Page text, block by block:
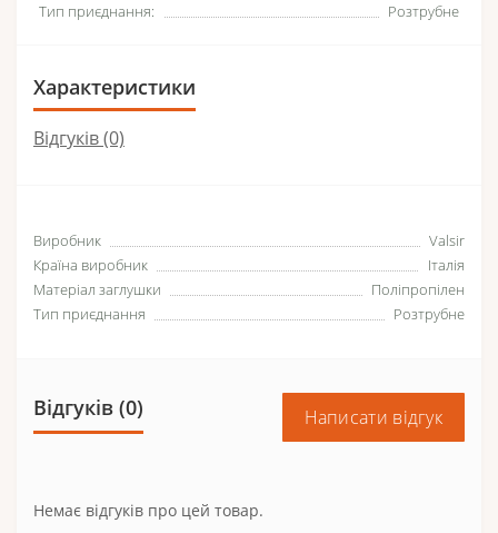
Тип приєднання:
Розтрубне
Характеристики
Відгуків (0)
Виробник
Valsir
Країна виробник
Італія
Матеріал заглушки
Поліпропілен
Тип приєднання
Розтрубне
Відгуків (0) Написати відгук
Немає відгуків про цей товар.